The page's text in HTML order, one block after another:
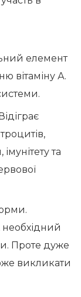
елемент
вітаміну А.
та
необхідний
Проте дуже
викликати